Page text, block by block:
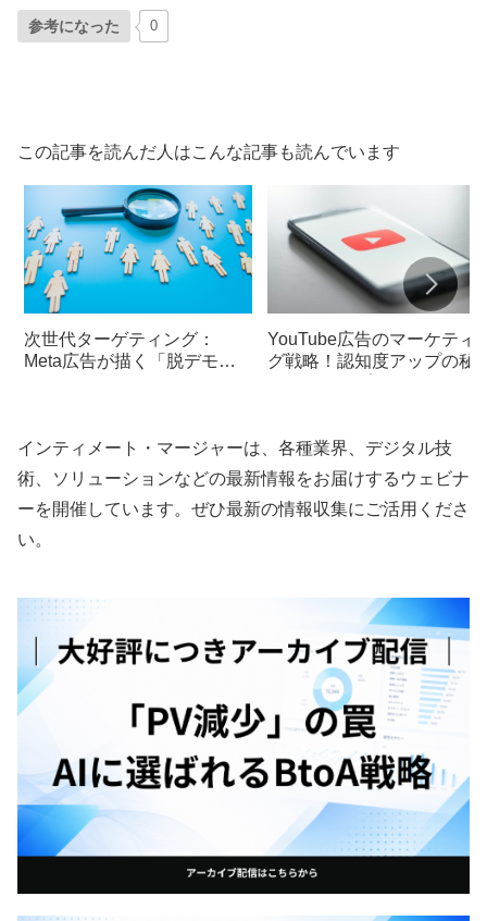
参考になった 0
この記事を読んだ人はこんな記事も読んでいます
次世代ターゲティング：
Meta広告が描く「脱デモグ
YouTube広告のマーケティ
グ戦略！認知度アップの秘
インティメート・マージャーは、各種業界、デジタル技
術、ソリューションなどの最新情報をお届けするウェビナ
ーを開催しています。ぜひ最新の情報収集にご活用くださ
い。